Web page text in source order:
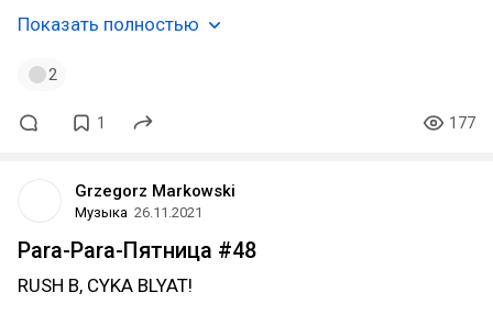
Показать полностью
2
1 177
Grzegorz Markowski
Музыка 26.11.2021
Para-Para-Пятница #48
RUSH B, CYKA BLYAT!